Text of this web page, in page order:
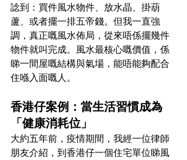
諗到：買件風水物件、放水晶、掛葫
蘆、或者擺一排五帝錢。但我一直強
調，真正嘅風水佈局，從來唔係擺幾件
物件就叫完成。風水最核心嘅價值，係
睇一間屋嘅結構與氣場，能唔能夠配合
住喺入面嘅人。
香港仔案例：當生活習慣成為
「健康消耗位」
大約五年前，疫情期間，我經一位律師
朋友介紹，到香港仔一個住宅單位睇風